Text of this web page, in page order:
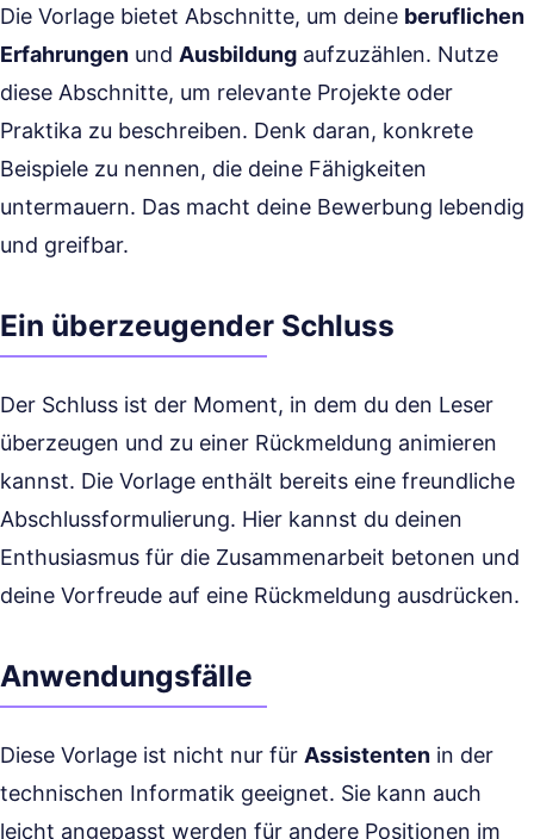
Die Vorlage bietet Abschnitte, um deine beruflichen
Erfahrungen und Ausbildung aufzuzählen. Nutze
diese Abschnitte, um relevante Projekte oder
Praktika zu beschreiben. Denk daran, konkrete
Beispiele zu nennen, die deine Fähigkeiten
untermauern. Das macht deine Bewerbung lebendig
und greifbar.
Ein überzeugender Schluss
Der Schluss ist der Moment, in dem du den Leser
überzeugen und zu einer Rückmeldung animieren
kannst. Die Vorlage enthält bereits eine freundliche
Abschlussformulierung. Hier kannst du deinen
Enthusiasmus für die Zusammenarbeit betonen und
deine Vorfreude auf eine Rückmeldung ausdrücken.
Anwendungsfälle
Diese Vorlage ist nicht nur für Assistenten in der
technischen Informatik geeignet. Sie kann auch
leicht angepasst werden für andere Positionen im